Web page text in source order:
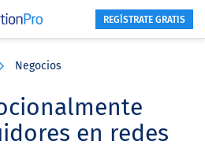
REGÍSTRATE GRATIS
Negocios
en redes